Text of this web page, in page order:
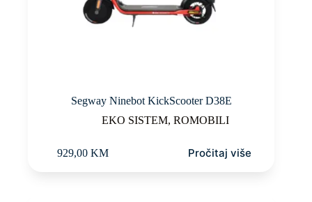
Segway Ninebot KickScooter D38E
EKO SISTEM, ROMOBILI
929,00 KM Pročitaj više